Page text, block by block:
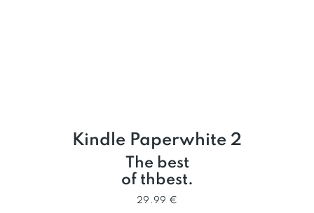
Kindle Paperwhite 2
The best
of thbest.
29.99 €